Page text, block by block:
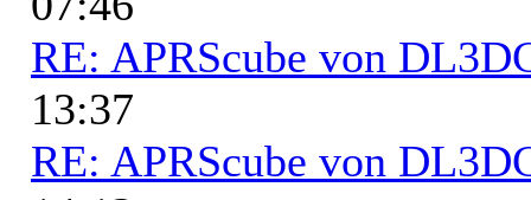
RE: APRScube von
13:37
RE: APRScube von